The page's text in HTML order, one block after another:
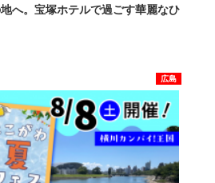
へ。宝塚ホテルで過ごす華麗なひ
広島